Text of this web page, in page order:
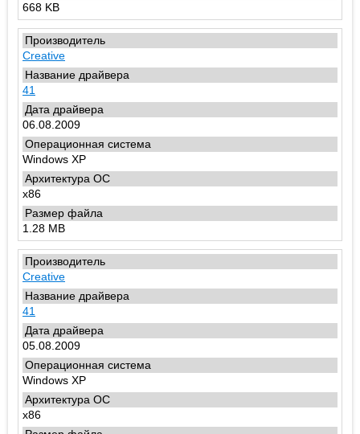
668 KB
Creative
41
06.08.2009
Windows XP
x86
1.28 MB
Creative
41
05.08.2009
Windows XP
x86